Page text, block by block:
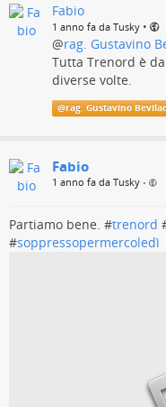
Fabio
1 anno fa da Tusky •
@rag. Gustavino
Tutta Trenord è
diverse volte.
@rag. Gustavino
Fabio
1 anno fa da Tusky •
Partiamo bene. #trenord
#soppressopermercoledì